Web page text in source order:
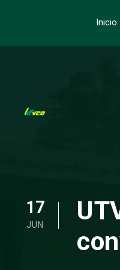
Inicio
17
JUN